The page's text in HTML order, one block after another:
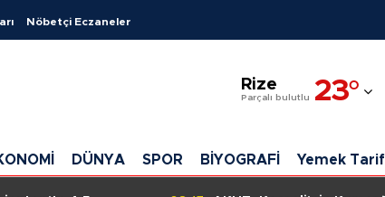
Nöbetçi Eczaneler
Rize
Parçalı bulutlu 23°
Adıyaman
Ağrı
DÜNYA SPOR BİYOGRAFİ Yemek